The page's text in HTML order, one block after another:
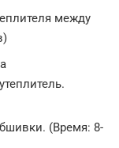
между
(Время: 8-